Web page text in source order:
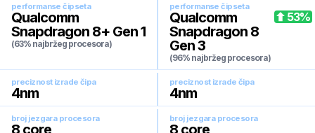
performanse čipseta
Qualcomm
Snapdragon 8+ Gen 1
(63% najbržeg procesora)
performanse čipseta
Qualcomm
Snapdragon 8
Gen 3
(96% najbržeg procesora)
53%
preciznost izrade čipa
4nm
preciznost izrade čipa
4nm
broj jezgara procesora
8 core
broj jezgara procesora
8 core